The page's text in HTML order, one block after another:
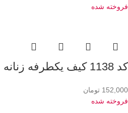
فروخته شده
کد 1138 کیف یکطرفه زنانه رسمی
152,000 تومان
فروخته شده